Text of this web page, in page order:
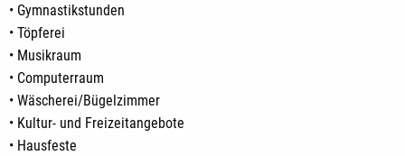
• Gymnastikstunden
• Töpferei
• Musikraum
• Computerraum
• Wäscherei/Bügelzimmer
• Kultur- und Freizeitangebote
• Hausfeste